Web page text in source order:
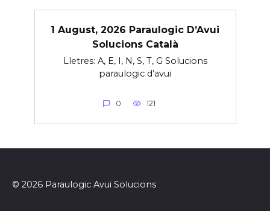
1 August, 2026 Paraulogic D’Avui
Solucions Català
Lletres: A, E, I, N, S, T, G Solucions
paraulogic d’avui
0 121
© 2026 Paraulogic Avui Solucions